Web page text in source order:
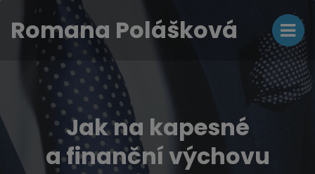
Romana Polášková
Jak na kapesné
a finanční výchovu